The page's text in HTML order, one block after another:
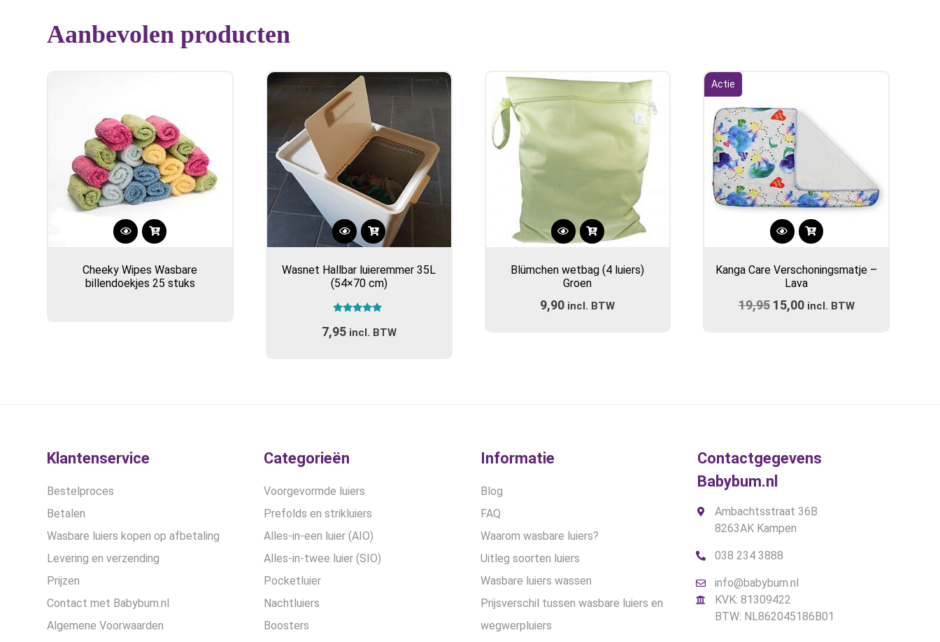
Aanbevolen producten
Cheeky Wipes Wasbare
billendoekjes 25 stuks
Wasnet Hallbar luieremmer 35L
(54×70 cm)
4.71
uit 5
7,95 incl. BTW
Blümchen wetbag (4 luiers)
Groen
9,90 incl. BTW
Actie
Kanga Care Verschoningsmatje –
Lava
19,95 Oorspronkelijke
15,00Huidige
incl. BTW
Klantenservice
Bestelproces
Betalen
Wasbare luiers kopen op afbetaling
Levering en verzending
Prijzen
Contact met Babybum.nl
Algemene Voorwaarden
Categorieën
Voorgevormde luiers
Prefolds en strikluiers
Alles-in-een luier (AIO)
Alles-in-twee luier (SIO)
Pocketluier
Nachtluiers
Boosters
Informatie
Blog
FAQ
Waarom wasbare luiers?
Uitleg soorten luiers
Wasbare luiers wassen
Prijsverschil tussen wasbare luiers en
wegwerpluiers
Contactgegevens
Babybum.nl
Ambachtsstraat 36B
8263AK Kampen
038 234 3888
info@babybum.nl
KVK: 81309422
BTW: NL862045186B01